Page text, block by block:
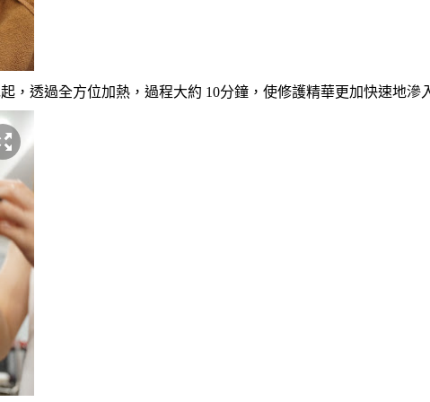
，透過全方位加熱，過程大約 10分鐘，使修護精華更加快速地滲